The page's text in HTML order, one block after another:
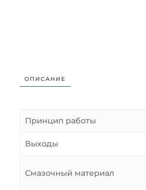
ОПИСАНИЕ
Принцип работы
Выходы
Смазочный материал